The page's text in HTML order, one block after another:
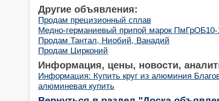
Другие объявления:
Продам прецизионный сплав
Медно-германиевый припой марок
Продам Тантал, Ниобий, Ванадий
Продам Цирконий
Информация, цены, новости,
Информация: Купить круг из алюминия
алюминевая купить